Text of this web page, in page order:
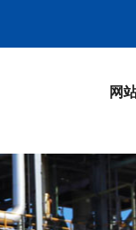
网